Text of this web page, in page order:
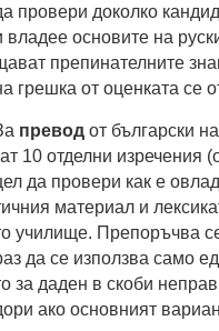
„ИСТОРИЯ
студенти
изпити
про­ве­ри до­кол­ко
вла­дее ос­но­ви­те на
пре­пи­на­тел­ни­те
греш­ка от оцен­ка­та се
пре­вод от бъл­га­рс­ки
10 от­дел­ни
да про­ве­ри как е
ма­те­ри­ал и
учи­ли­ще. Пре­поръч­ва
да се из­по­лз­ва са­мо
за да­ден в ско­би
ако ос­нов­ни­ят